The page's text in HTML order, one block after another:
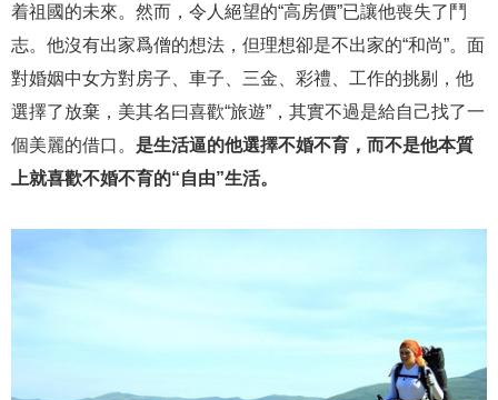
着祖國的未來。然而，令人絕望的“高房價”已讓他喪失了鬥
志。他沒有出家爲僧的想法，但理想卻是不出家的“和尚”。面
對婚姻中女方對房子、車子、三金、彩禮、工作的挑剔，他
選擇了放棄，美其名曰喜歡“旅遊”，其實不過是給自己找了一
個美麗的借口。 是生活逼的他選擇不婚不育，而不是他本質
上就喜歡不婚不育的“自由”生活。